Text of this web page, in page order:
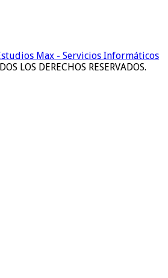
Max - Servicios Informáticos
LOS DERECHOS RESERVADOS.